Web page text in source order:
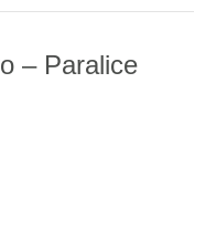
– Paralice